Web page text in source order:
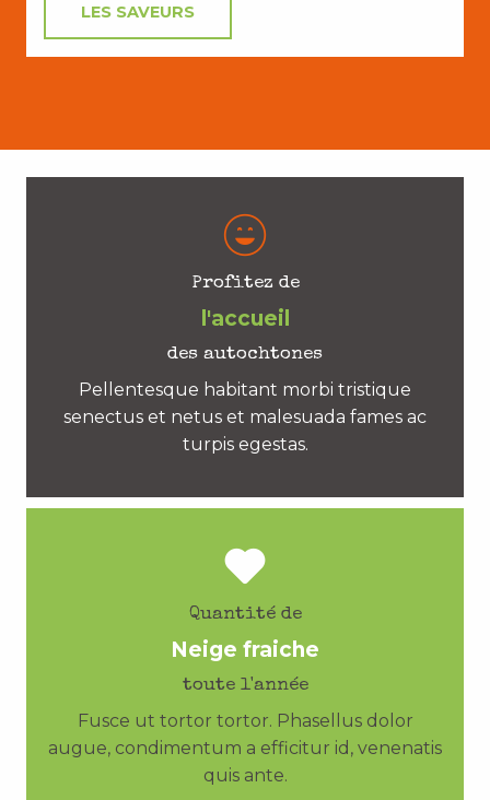
LES SAVEURS
Profitez de
l'accueil
des autochtones
Pellentesque habitant morbi tristique
senectus et netus et malesuada fames ac
turpis egestas.
Quantité de
Neige fraiche
toute l'année
Fusce ut tortor tortor. Phasellus dolor
augue, condimentum a efficitur id, venenatis
quis ante.